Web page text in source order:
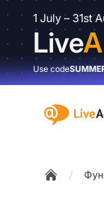
1 July – 31st
Live
Use code
:site.title
/